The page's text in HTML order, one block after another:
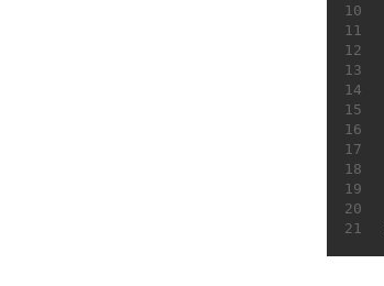
10
11
12
13
14
15
16
17
18
19
20
21